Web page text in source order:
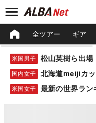
全ツアー ギア
米国男子
国内女子 北海道meijiカ
米国女子 最新の世界ラン